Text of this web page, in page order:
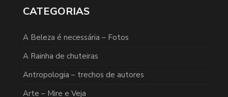
CATEGORIAS
A Beleza é necessária – Fotos
A Rainha de chuteiras
Antropologia – trechos de autores
Arte – Mire e Veja